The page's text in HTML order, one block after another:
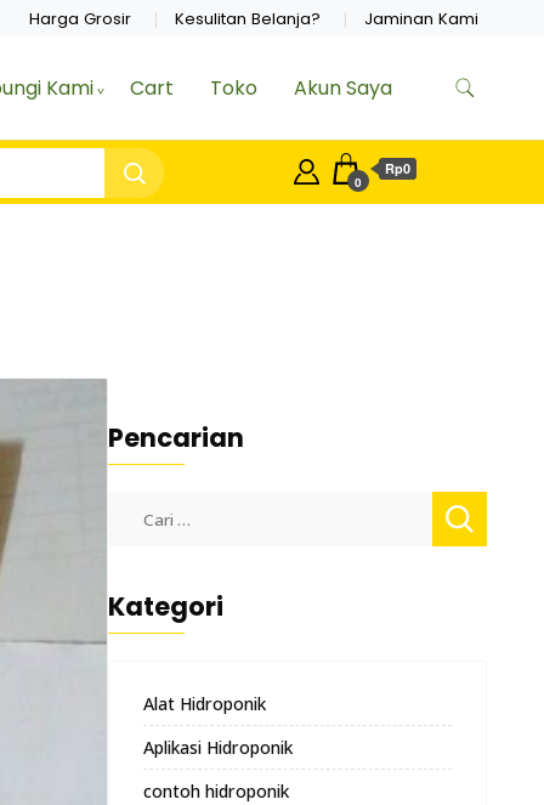
Harga Grosir Kesulitan Belanja? Jaminan Kami
Kami Cart Toko Akun Saya
0
Rp0
Pencarian
untuk:
Kategori
Alat Hidroponik
Aplikasi Hidroponik
contoh hidroponik